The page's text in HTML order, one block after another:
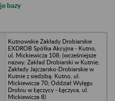
bazy
Kutnowskie Zakłady Drobiarskie
EXDROB Spółka Akcyjna - Kutno,
ul. Mickiewicza 108; (wcześniejsze
nazwy: Zakład Drobiarski w Kutnie;
Zakłady Jajczarsko-Drobiarskie w
Kutnie z siedzibą: Kutno, ul.
Mickiewicza 70; Oddział Wylęgu
Drobiu w Łęczycy - Łęczyca, ul.
Mickiewicza 8)